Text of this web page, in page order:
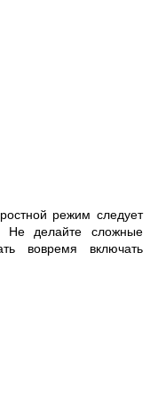
режим следует
Не делайте сложные
вовремя включать